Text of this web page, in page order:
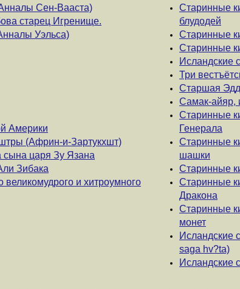
Сен-Вааста)
старец Игренище.
Уэльса)
Америки
(Африн-и-Зартукхшт)
царя Зу Язана
Зибака
и хитроумного
Старинные
блудодей
Старинные
Старинные
Исландские
Три
Старшая
Самак-айяр,
Старинные
Генерала
Старинные
шашки
Старинные
Старинные
Дракона
Старинные
монет
Исландские
saga hv?ta)
Исландские